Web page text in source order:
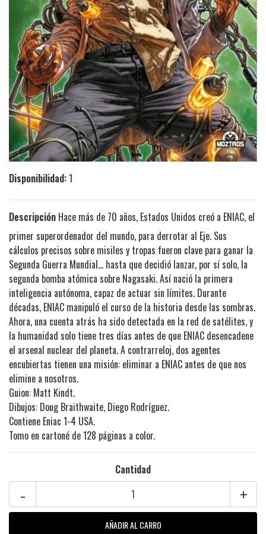
Disponibilidad:1
Descripción Hace más de 70 años, Estados Unidos creó a ENIAC, el
primer superordenador del mundo, para derrotar al Eje. Sus
cálculos precisos sobre misiles y tropas fueron clave para ganar la
Segunda Guerra Mundial... hasta que decidió lanzar, por sí solo, la
segunda bomba atómica sobre Nagasaki. Así nació la primera
inteligencia autónoma, capaz de actuar sin límites. Durante
décadas, ENIAC manipuló el curso de la historia desde las sombras.
Ahora, una cuenta atrás ha sido detectada en la red de satélites, y
la humanidad solo tiene tres días antes de que ENIAC desencadene
el arsenal nuclear del planeta. A contrarreloj, dos agentes
encubiertas tienen una misión: eliminar a ENIAC antes de que nos
elimine a nosotros.
Guion: Matt Kindt.
Dibujos: Doug Braithwaite, Diego Rodríguez.
Contiene Eniac 1-4 USA.
Tomo en cartoné de 128 páginas a color.
Cantidad
+
-